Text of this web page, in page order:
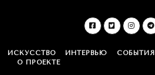
ИСКУССТВО ИНТЕРВЬЮ СОБЫТИЯ
О ПРОЕКТЕ